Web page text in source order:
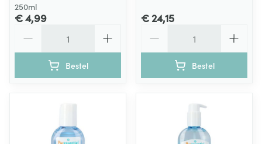
250ml
€ 4,99
Bestel
€ 24,15
Bestel